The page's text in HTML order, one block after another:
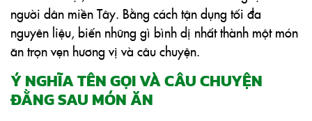
người dân miền Tây. Bằng cách tận dụng tối đa
nguyên liệu, biến những gì bình dị nhất thành một món
ăn trọn vẹn hương vị và câu chuyện.
Ý NGHĨA TÊN GỌI VÀ CÂU CHUYỆN
ĐẰNG SAU MÓN ĂN